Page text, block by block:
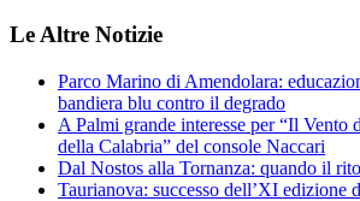
Le Altre Notizie
Parco Marino di Amendolara:
bandiera blu contro il degrado
A Palmi grande interesse per “Il Vento
della Calabria” del console Naccari
Dal Nostos alla Tornanza: quando il
Taurianova: successo dell’XI edizione